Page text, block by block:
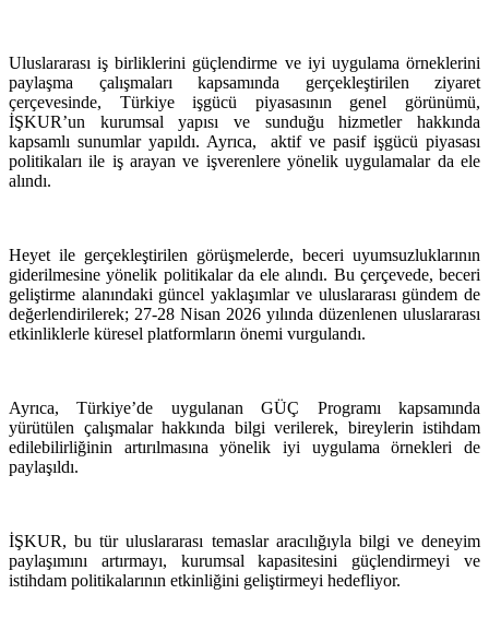
Uluslararası iş birliklerini güçlendirme ve iyi uygulama örneklerini
paylaşma çalışmaları kapsamında gerçekleştirilen ziyaret
çerçevesinde, Türkiye işgücü piyasasının genel görünümü,
İŞKUR’un kurumsal yapısı ve sunduğu hizmetler hakkında
kapsamlı sunumlar yapıldı. Ayrıca, aktif ve pasif işgücü piyasası
politikaları ile iş arayan ve işverenlere yönelik uygulamalar da ele
alındı.
Heyet ile gerçekleştirilen görüşmelerde, beceri uyumsuzluklarının
giderilmesine yönelik politikalar da ele alındı. Bu çerçevede, beceri
geliştirme alanındaki güncel yaklaşımlar ve uluslararası gündem de
değerlendirilerek; 27-28 Nisan 2026 yılında düzenlenen uluslararası
etkinliklerle küresel platformların önemi vurgulandı.
Ayrıca, Türkiye’de uygulanan GÜÇ Programı kapsamında
yürütülen çalışmalar hakkında bilgi verilerek, bireylerin istihdam
edilebilirliğinin artırılmasına yönelik iyi uygulama örnekleri de
paylaşıldı.
İŞKUR, bu tür uluslararası temaslar aracılığıyla bilgi ve deneyim
paylaşımını artırmayı, kurumsal kapasitesini güçlendirmeyi ve
istihdam politikalarının etkinliğini geliştirmeyi hedefliyor.